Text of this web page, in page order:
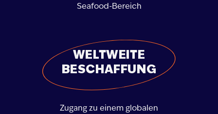
Seafood-Bereich
WELTWEITE
BESCHAFFUNG
Zugang zu einem globalen